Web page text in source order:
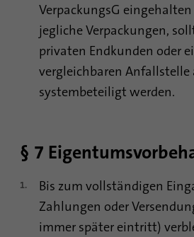
VerpackungsG
jegliche Verpackungen,
privaten Endkunden oder
vergleichbaren Anfallstelle
systembeteiligt werden.
§ 7
Bis zum vollständigen
Zahlungen oder
immer später eintritt)